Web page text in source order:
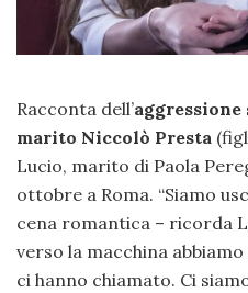
Racconta dell’aggressione
marito Niccolò Presta
Lucio, marito di Paola
ottobre a Roma. “Siamo
cena romantica – ricorda
verso la macchina
ci hanno chiamato. Ci